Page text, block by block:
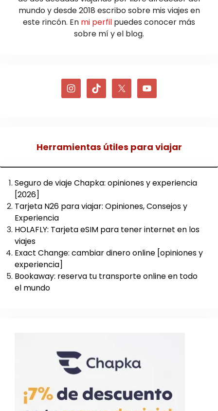
mundo y desde 2018 escribo sobre mis viajes en
este rincón. En mi perfil puedes conocer más
sobre mí y el blog.
Herramientas útiles para viajar
Seguro de viaje Chapka: opiniones y experiencia
[2026]
Tarjeta N26 para viajar: Opiniones, Consejos y
Experiencia
HOLAFLY: Tarjeta eSIM para tener internet en los
viajes
Exact Change: cambiar dinero online [opiniones y
experiencia]
Bookaway: reserva tu transporte online en todo
el mundo